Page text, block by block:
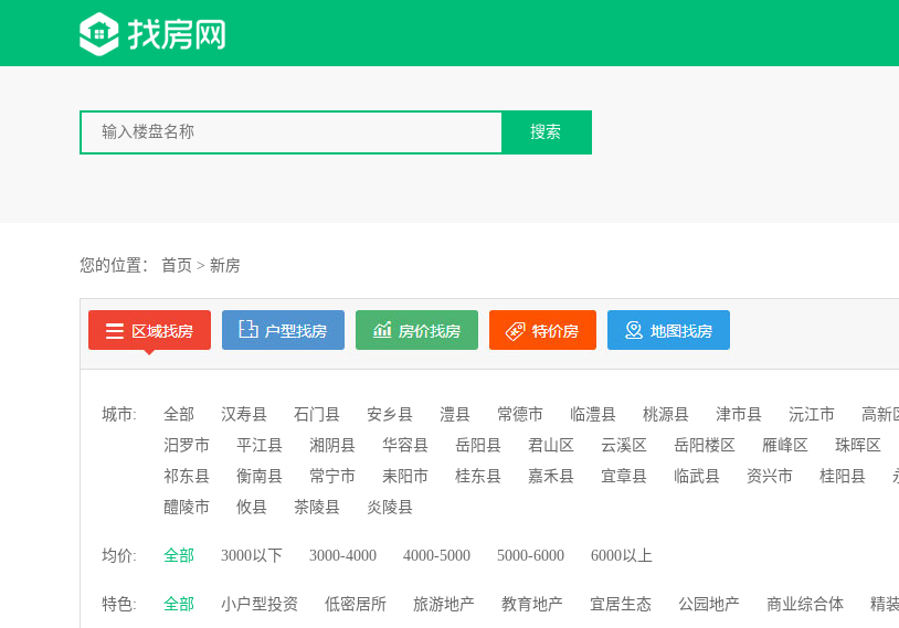
您的位置： 首页 > 新房
城市: 全部 汉寿县 石门县 安乡县 澧县 常德市 临澧县 桃源县 津市县 沅江市 高新
汨罗市
平江县 湘阴县 华容县 岳阳县 君山区 云溪区 岳阳楼区 雁峰区 珠晖区
祁东县
衡南县 常宁市 耒阳市 桂东县 嘉禾县 宜章县 临武县 资兴市 桂阳县
醴陵市
攸县 茶陵县 炎陵县
均价: 全部 3000以下 3000-4000 4000-5000 5000-6000 6000以上
特色: 全部 小户型投资 低密居所 旅游地产 教育地产 宜居生态 公园地产 商业综合体 精